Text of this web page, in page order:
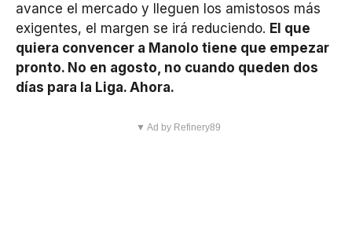
avance el mercado y lleguen los amistosos más
exigentes, el margen se irá reduciendo. El que
quiera convencer a Manolo tiene que empezar
pronto. No en agosto, no cuando queden dos
días para la Liga. Ahora.
▼ Ad by Refinery89